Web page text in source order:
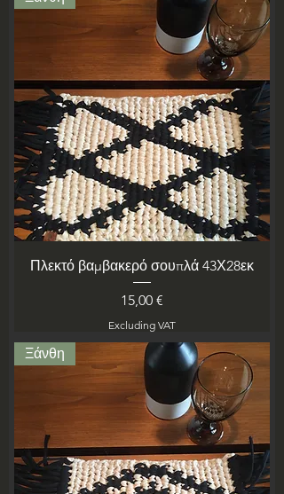
Πλεκτό βαμβακερό σουπλά 43Χ28εκ
Price
15,00 €
Excluding VAT
Ξάνθη